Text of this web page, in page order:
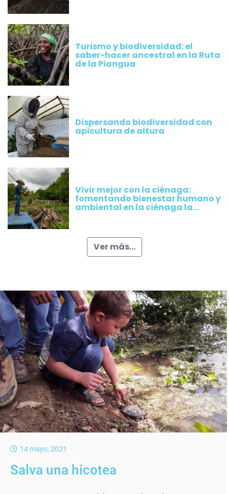
Turismo y biodiversidad: el
saber-hacer ancestral en la Ruta
de la Piangua
Dispersando biodiversidad con
apicultura de altura
Vivir mejor con la ciénaga:
fomentando bienestar humano y
ambiental en la ciénaga la
Ver más...
14 mayo, 2021
Salva una hicotea